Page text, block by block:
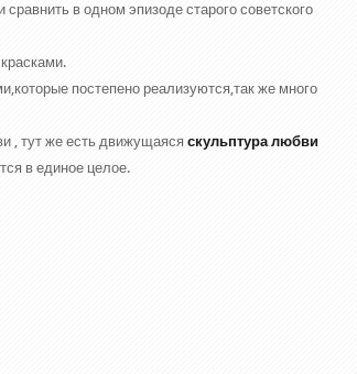
в одном эпизоде старого советского
постепено реализуются,так же много
, тут же есть движущаяся скульптура любви
в единое целое.